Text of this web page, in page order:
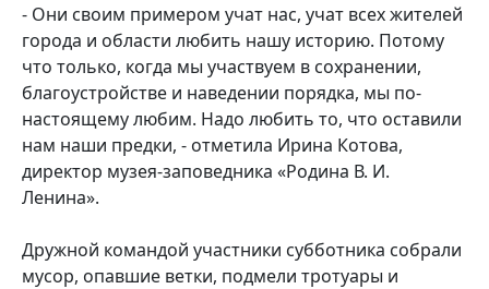
- Они своим примером учат нас, учат всех жителей
города и области любить нашу историю. Потому
что только, когда мы участвуем в сохранении,
благоустройстве и наведении порядка, мы по-
настоящему любим. Надо любить то, что оставили
нам наши предки, - отметила Ирина Котова,
директор музея-заповедника «Родина В. И.
Ленина».
Дружной командой участники субботника собрали
мусор, опавшие ветки, подмели тротуары и